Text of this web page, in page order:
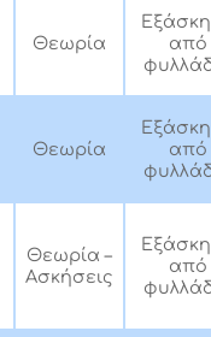
Θεωρία
από
Θεωρία
από
Θεωρία –
Ασκήσεις
από